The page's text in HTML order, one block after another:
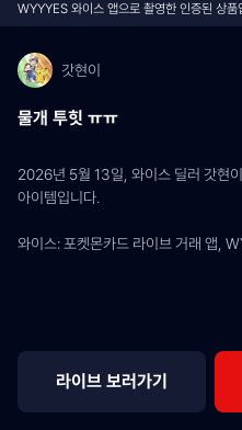
WYYYES 와이스 앱으로 촬영한 인증된 상품
갓현이
물개 투힛 ㅠㅠ
2026년 5월 13일, 와이스 딜러 갓현
아이템입니다.
와이스: 포켓몬카드 라이브 거래 앱,
라이브 보러가기